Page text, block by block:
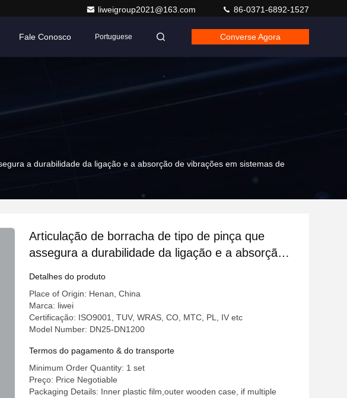
liweigroup2021@163.com 86-0371-6892-1527
Fale Conosco Portuguese Converse Agora
a durabilidade da ligação e a absorção de vibrações em sistemas de
Articulação de borracha de tipo de pinça que
assegura a durabilidade da ligação e a absorção
Detalhes do produto
Place of Origin: Henan, China
Marca: liwei
Certificação: ISO9001, TUV, WRAS, CO, MTC, PL, IV etc
Model Number: DN25-DN1200
Termos do pagamento & do transporte
Minimum Order Quantity: 1 set
Preço: Price Negotiable
Packaging Details: Inner plastic film,outer wooden case, if multiple